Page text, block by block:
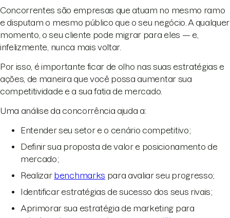
Concorrentes são empresas que atuam no mesmo ramo
e disputam o mesmo público que o seu negócio. A qualquer
momento, o seu cliente pode migrar para eles — e,
infelizmente, nunca mais voltar.
Por isso, é importante ficar de olho nas suas estratégias e
ações, de maneira que você possa aumentar sua
competitividade e a sua fatia de mercado.
Uma análise da concorrência ajuda a:
Entender seu setor e o cenário competitivo;
Definir sua proposta de valor e posicionamento de
mercado;
Realizar benchmarks para avaliar seu progresso;
Identificar estratégias de sucesso dos seus rivais;
Aprimorar sua estratégia de marketing para